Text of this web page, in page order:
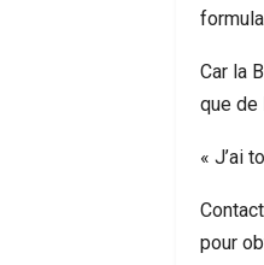
Car la
que de
« J’ai
pour